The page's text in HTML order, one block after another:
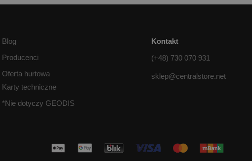
Blog
Producenci
Oferta hurtowa
Karty techniczne
*Nie dotyczy GEODIS
Kontakt
(+48) 730 070 931
sklep@centralstore.net